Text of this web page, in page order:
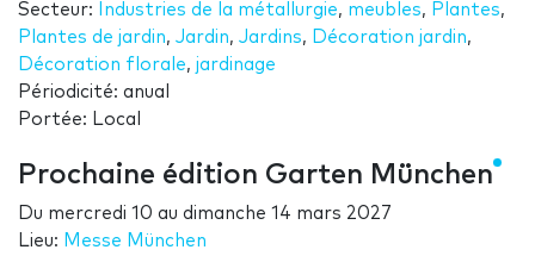
Secteur: Industries de la métallurgie, meubles, Plantes,
Plantes de jardin, Jardin, Jardins, Décoration jardin,
Décoration florale, jardinage
Périodicité: anual
Portée: Local
Prochaine édition Garten München
Du mercredi 10 au dimanche 14 mars 2027
Lieu: Messe München